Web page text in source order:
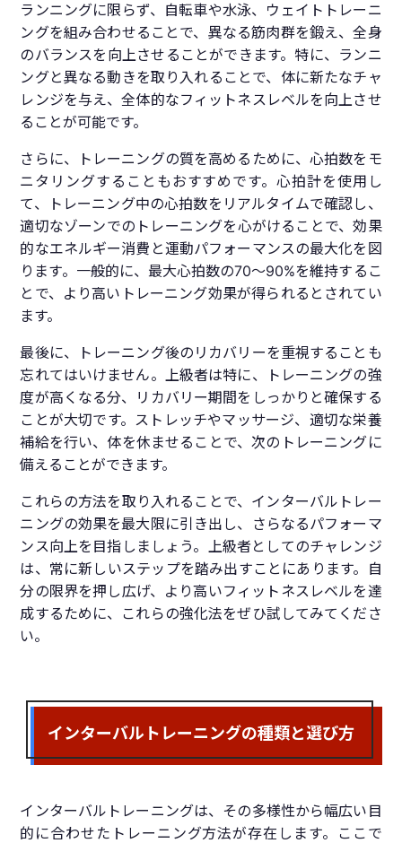
ランニングに限らず、自転車や水泳、ウェイトトレーニ
ングを組み合わせることで、異なる筋肉群を鍛え、全身
のバランスを向上させることができます。特に、ランニ
ングと異なる動きを取り入れることで、体に新たなチャ
レンジを与え、全体的なフィットネスレベルを向上させ
ることが可能です。
さらに、トレーニングの質を高めるために、心拍数をモ
ニタリングすることもおすすめです。心拍計を使用し
て、トレーニング中の心拍数をリアルタイムで確認し、
適切なゾーンでのトレーニングを心がけることで、効果
的なエネルギー消費と運動パフォーマンスの最大化を図
ります。一般的に、最大心拍数の70〜90%を維持するこ
とで、より高いトレーニング効果が得られるとされてい
ます。
最後に、トレーニング後のリカバリーを重視することも
忘れてはいけません。上級者は特に、トレーニングの強
度が高くなる分、リカバリー期間をしっかりと確保する
ことが大切です。ストレッチやマッサージ、適切な栄養
補給を行い、体を休ませることで、次のトレーニングに
備えることができます。
これらの方法を取り入れることで、インターバルトレー
ニングの効果を最大限に引き出し、さらなるパフォーマ
ンス向上を目指しましょう。上級者としてのチャレンジ
は、常に新しいステップを踏み出すことにあります。自
分の限界を押し広げ、より高いフィットネスレベルを達
成するために、これらの強化法をぜひ試してみてくださ
い。
インターバルトレーニングの種類と選び方
インターバルトレーニングは、その多様性から幅広い目
的に合わせたトレーニング方法が存在します。ここで